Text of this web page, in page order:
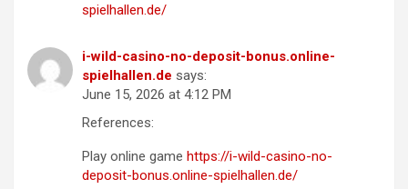
spielhallen.de/
i-wild-casino-no-deposit-bonus.online-
spielhallen.de says:
June 15, 2026 at 4:12 PM
References:
Play online game https://i-wild-casino-no-
deposit-bonus.online-spielhallen.de/